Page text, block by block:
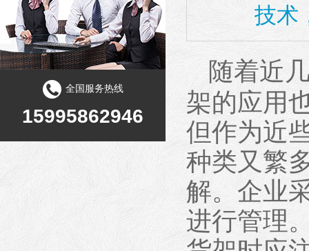
全国服务热线
15995862946
技术
随着近
架的应用
但作为近
种类又繁
解。企业
进行管理